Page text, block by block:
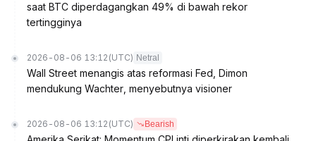
saat BTC diperdagangkan 49% di bawah rekor
tertingginya
2026-08-06 13:12 (UTC) Netral
Wall Street menangis atas reformasi Fed, Dimon
mendukung Wachter, menyebutnya visioner
2026-08-06 13:12 (UTC) Bearish